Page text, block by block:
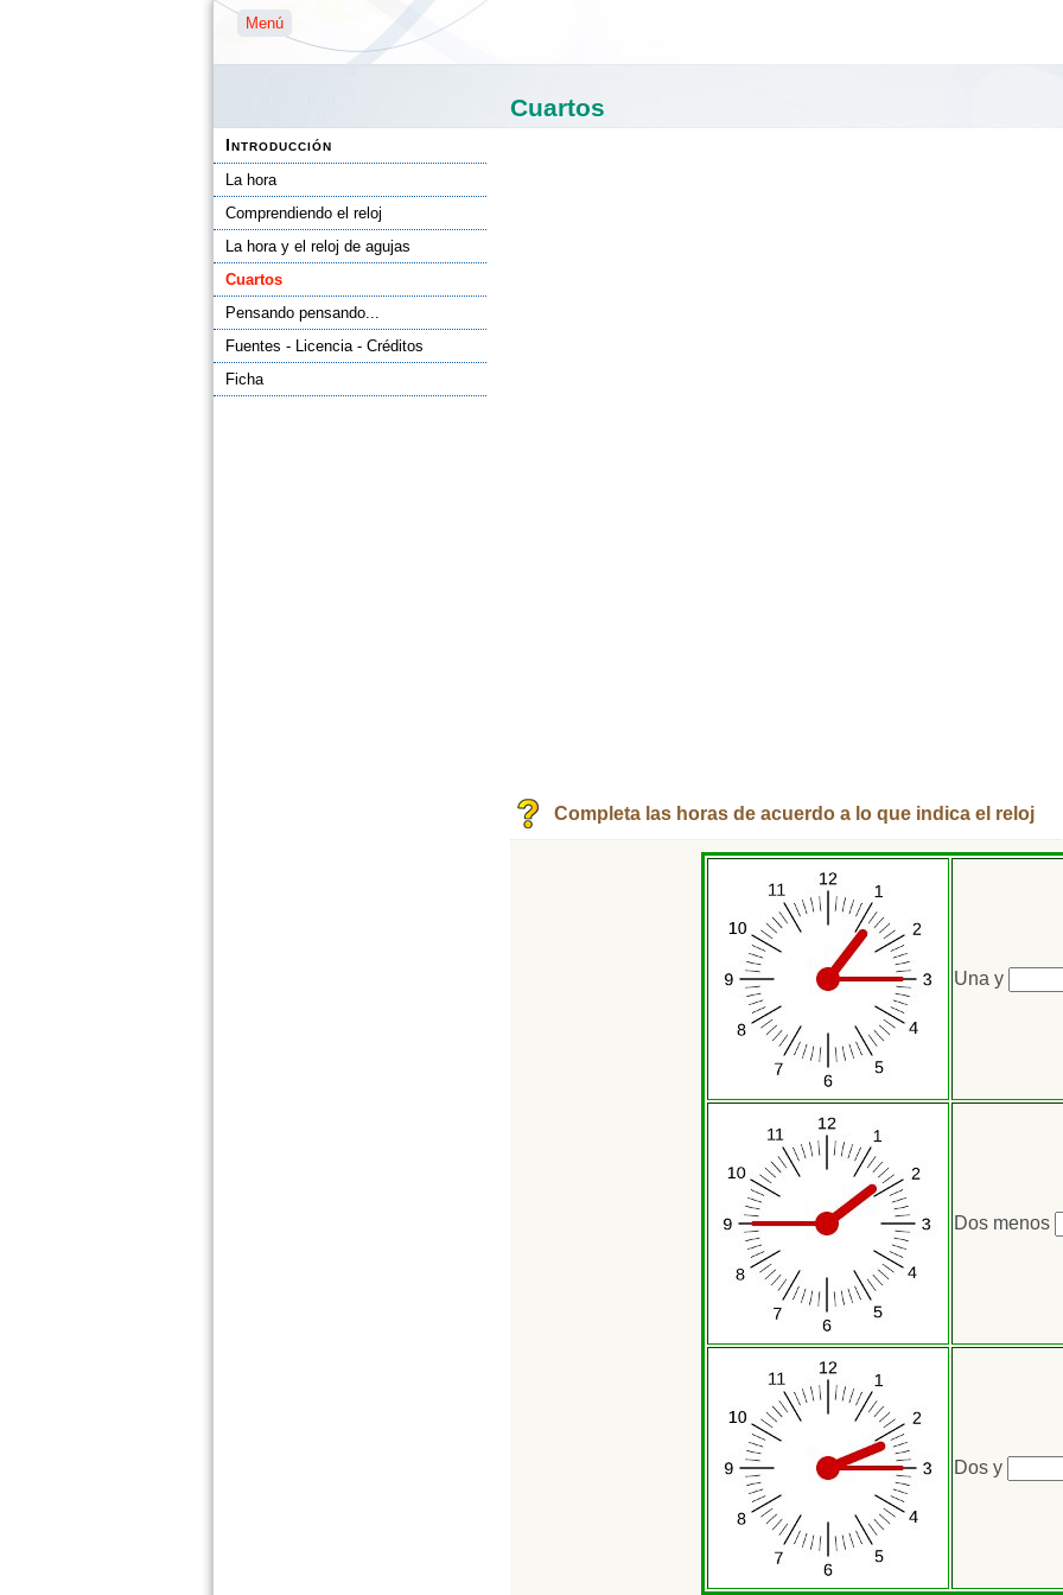
Menú
Introducción
La hora
Comprendiendo el reloj
La hora y el reloj de agujas
Cuartos
Pensando pensando...
Fuentes - Licencia - Créditos
Ficha
Cuartos
Completa las horas de acuerdo a lo que indica el reloj
Una y
Dos menos
Dos y